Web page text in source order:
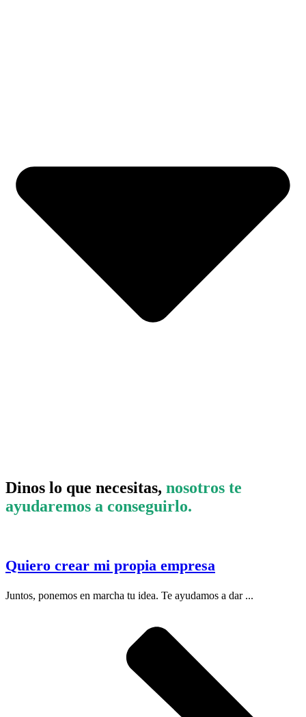
Dinos lo que necesitas, nosotros te
ayudaremos a conseguirlo.
Quiero crear mi propia empresa
Juntos, ponemos en marcha tu idea. Te ayudamos a dar ...